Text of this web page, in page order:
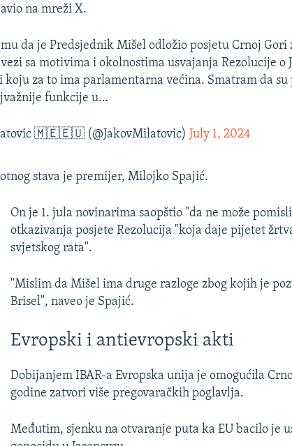
na mreži X.
da je Predsjednik Mišel odložio posjetu Crnoj Gori
sa motivima i okolnostima usvajanja Rezolucije o
koju za to ima parlamentarna većina. Smatram da
funkcije u…
🇲🇪🇪🇺 (@JakovMilatovic) July 1, 2024
stava je premijer, Milojko Spajić.
On je 1. jula novinarima saopštio "da ne može
otkazivanja posjete Rezolucija "koja daje pijetet
svjetskog rata".
"Mislim da Mišel ima druge razloge zbog kojih je
Brisel", naveo je Spajić.
Evropski i antievropski akti
Dobijanjem IBAR-a Evropska unija je omogućila
godine zatvori više pregovaračkih poglavlja.
Međutim, sjenku na otvaranje puta ka EU bacilo je